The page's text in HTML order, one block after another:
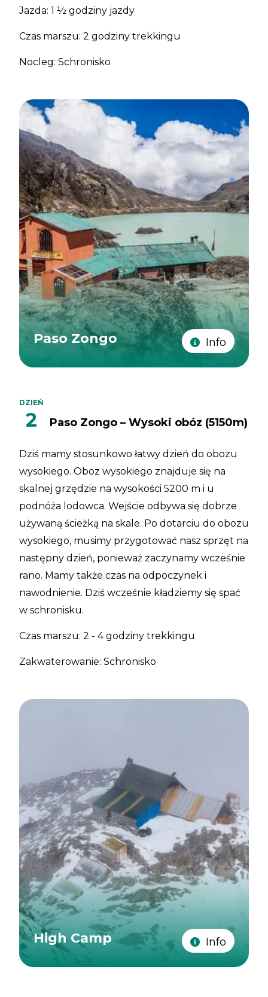
Jazda: 1 ½ godziny jazdy
Czas marszu: 2 godziny trekkingu
Nocleg: Schronisko
Paso Zongo Info
DZIEŃ
2 Paso Zongo – Wysoki obóz (5150m)
Dziś mamy stosunkowo łatwy dzień do obozu
wysokiego. Oboz wysokiego znajduje się na
skalnej grzędzie na wysokości 5200 m i u
podnóża lodowca. Wejście odbywa się dobrze
używaną ścieżką na skale. Po dotarciu do obozu
wysokiego, musimy przygotować nasz sprzęt na
następny dzień, ponieważ zaczynamy wcześnie
rano. Mamy także czas na odpoczynek i
nawodnienie. Dziś wcześnie kładziemy się spać
w schronisku.
Czas marszu: 2 - 4 godziny trekkingu
Zakwaterowanie: Schronisko
High Camp Info